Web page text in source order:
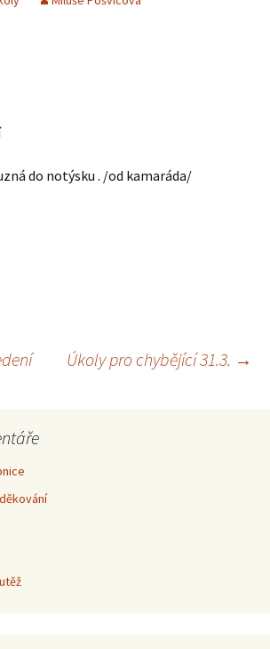
do notýsku . /od kamaráda/
Úkoly pro chybějící 31.3. →